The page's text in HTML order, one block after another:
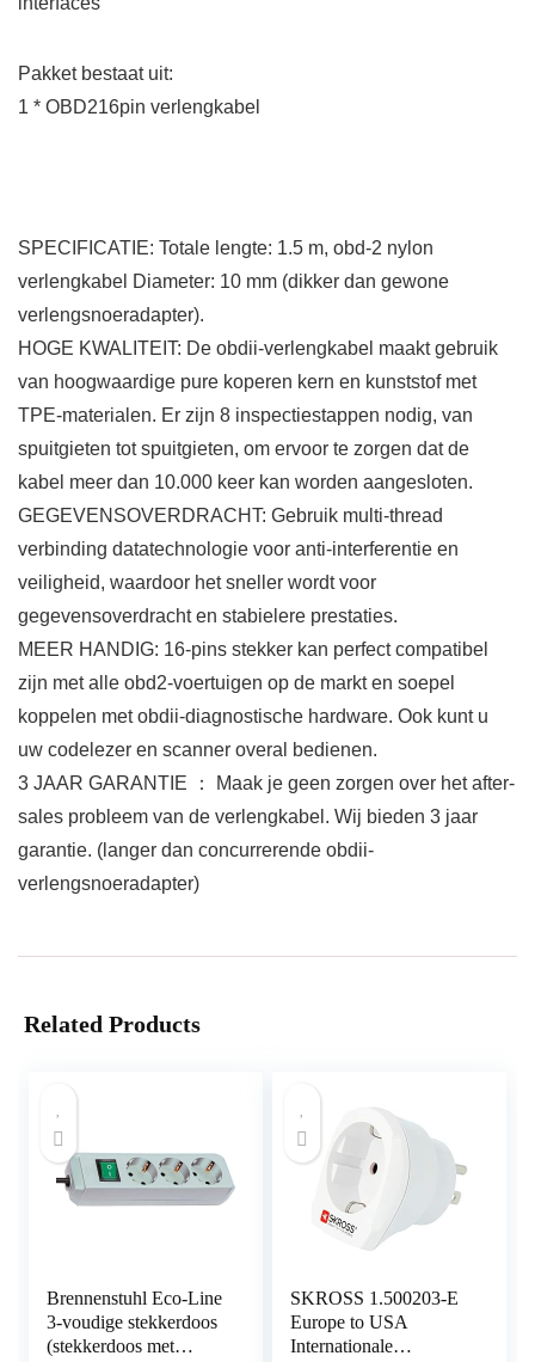
Pakket bestaat uit:
1 * OBD216pin verlengkabel
SPECIFICATIE: Totale lengte: 1.5 m, obd-2 nylon
verlengkabel Diameter: 10 mm (dikker dan gewone
verlengsnoeradapter).
HOGE KWALITEIT: De obdii-verlengkabel maakt gebruik
van hoogwaardige pure koperen kern en kunststof met
TPE-materialen. Er zijn 8 inspectiestappen nodig, van
spuitgieten tot spuitgieten, om ervoor te zorgen dat de
kabel meer dan 10.000 keer kan worden aangesloten.
GEGEVENSOVERDRACHT: Gebruik multi-thread
verbinding datatechnologie voor anti-interferentie en
veiligheid, waardoor het sneller wordt voor
gegevensoverdracht en stabielere prestaties.
MEER HANDIG: 16-pins stekker kan perfect compatibel
zijn met alle obd2-voertuigen op de markt en soepel
koppelen met obdii-diagnostische hardware. Ook kunt u
uw codelezer en scanner overal bedienen.
3 JAAR GARANTIE ： Maak je geen zorgen over het after-
sales probleem van de verlengkabel. Wij bieden 3 jaar
garantie. (langer dan concurrerende obdii-
verlengsnoeradapter)
Related Products
Brennenstuhl Eco-Line
3-voudige stekkerdoos
(stekkerdoos met
SKROSS 1.500203-E
Europe to USA
Internationale